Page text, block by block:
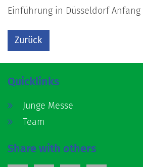
Einführung in Düsseldorf
Zurück
Quicklinks
Junge Messe
Team
Share with others